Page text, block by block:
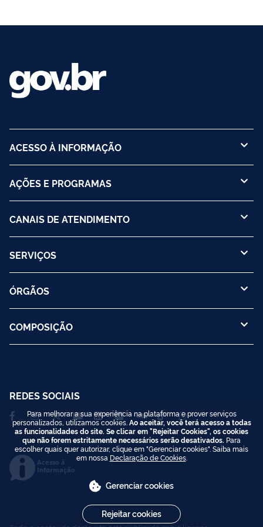
ACESSO À INFORMAÇÃO
AÇÕES E PROGRAMAS
CANAIS DE ATENDIMENTO
SERVIÇOS
ÓRGÃOS
COMPOSIÇÃO
REDES SOCIAIS
Acesso à
Informação
Para melhorar a sua experiência na plataforma e prover serviços
personalizados, utilizamos cookies. Ao aceitar, você terá acesso a todas
as funcionalidades do site. Se clicar em "Rejeitar Cookies", os cookies
que não forem estritamente necessários serão desativados. Para
escolher quais quer autorizar, clique em "Gerenciar cookies". Saiba mais
em nossa Declaração de Cookies.
Gerenciar cookies
Rejeitar cookies